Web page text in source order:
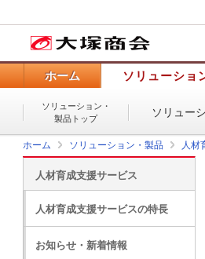
ホーム ソリューショ
ソリューション・
製品トップ
ソリュー
ホーム ソリューション・製品 人材
人材育成支援サービス
人材育成支援サービスの特長
お知らせ・新着情報